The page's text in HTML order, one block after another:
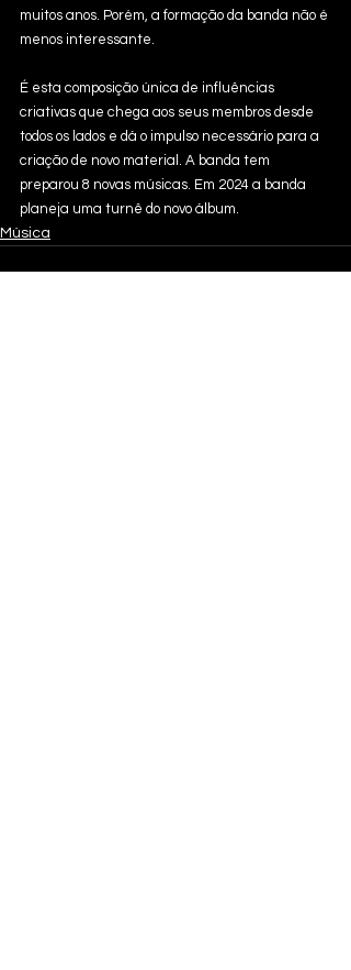
muitos anos. Porém, a formação da banda não é
menos interessante.
É esta composição única de influências
criativas que chega aos seus membros desde
todos os lados e dá o impulso necessário para a
criação de novo material. A banda tem
preparou 8 novas músicas. Em 2024 a banda
planeja uma turnê do novo álbum.
Música